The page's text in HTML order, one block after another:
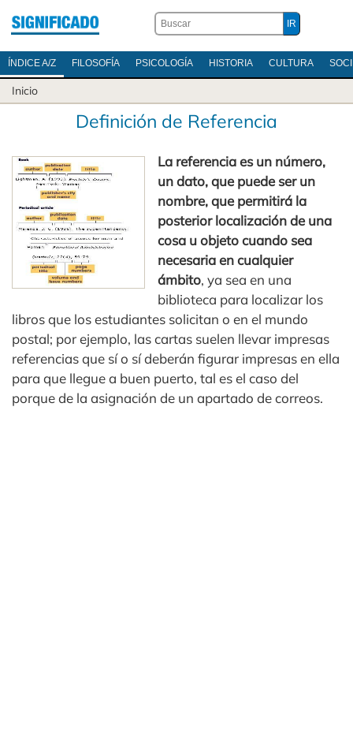
ÍNDICE A/Z FILOSOFÍA PSICOLOGÍA HISTORIA CULTURA
Inicio
Definición de Referencia
La referencia es un número,
un dato, que puede ser un
nombre, que permitirá la
posterior localización de una
cosa u objeto cuando sea
necesaria en cualquier
ámbito, ya sea en una
biblioteca para localizar los
libros que los estudiantes solicitan o en el mundo
postal; por ejemplo, las cartas suelen llevar impresas
referencias que sí o sí deberán figurar impresas en ella
para que llegue a buen puerto, tal es el caso del
porque de la asignación de un apartado de correos.